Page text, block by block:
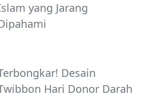
yang Jarang
Desain
Hari Donor Darah